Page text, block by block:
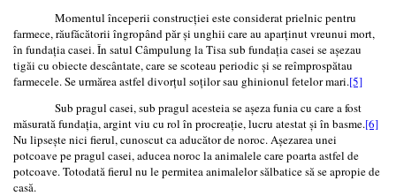
Momentul începerii construcției este considerat prielnic pentru
farmece, răufăcătorii îngropând păr și unghii care au aparținut vreunui mort,
în fundația casei. În satul Câmpulung la Tisa sub fundația casei se așezau
tigăi cu obiecte descântate, care se scoteau periodic și se reîmprospătau
farmecele. Se urmărea astfel divorțul soților sau ghinionul fetelor mari.[5]
Sub pragul casei, sub pragul acesteia se așeza funia cu care a fost
măsurată fundația, argint viu cu rol în procreație, lucru atestat și în basme.[6]
Nu lipsește nici fierul, cunoscut ca aducător de noroc. Așezarea unei
potcoave pe pragul casei, aducea noroc la animalele care poarta astfel de
potcoave. Totodată fierul nu le permitea animalelor sălbatice să se apropie de
casă.